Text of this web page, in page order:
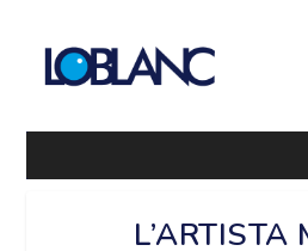
L’ARTISTA